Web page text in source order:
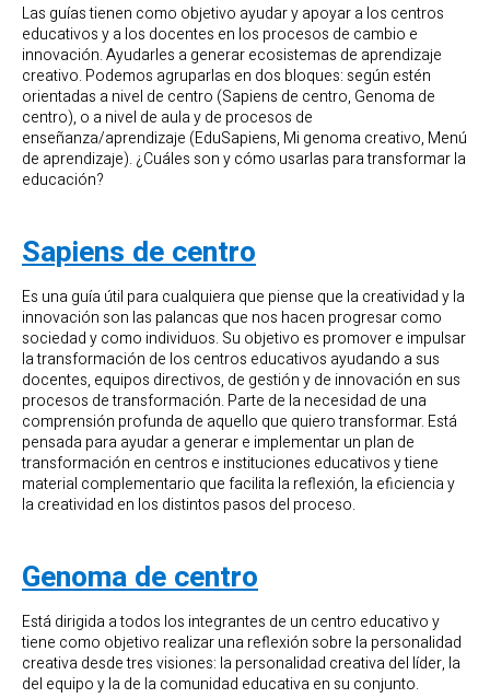
Las guías tienen como objetivo ayudar y apoyar a los centros
educativos y a los docentes en los procesos de cambio e
innovación. Ayudarles a generar ecosistemas de aprendizaje
creativo. Podemos agruparlas en dos bloques: según estén
orientadas a nivel de centro (Sapiens de centro, Genoma de
centro), o a nivel de aula y de procesos de
enseñanza/aprendizaje (EduSapiens, Mi genoma creativo, Menú
de aprendizaje). ¿Cuáles son y cómo usarlas para transformar la
educación?
Sapiens de centro
Es una guía útil para cualquiera que piense que la creatividad y la
innovación son las palancas que nos hacen progresar como
sociedad y como individuos. Su objetivo es promover e impulsar
la transformación de los centros educativos ayudando a sus
docentes, equipos directivos, de gestión y de innovación en sus
procesos de transformación. Parte de la necesidad de una
comprensión profunda de aquello que quiero transformar. Está
pensada para ayudar a generar e implementar un plan de
transformación en centros e instituciones educativos y tiene
material complementario que facilita la reflexión, la eficiencia y
la creatividad en los distintos pasos del proceso.
Genoma de centro
Está dirigida a todos los integrantes de un centro educativo y
tiene como objetivo realizar una reflexión sobre la personalidad
creativa desde tres visiones: la personalidad creativa del líder, la
del equipo y la de la comunidad educativa en su conjunto.